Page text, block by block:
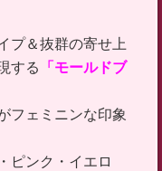
プ＆抜群の寄せ上
する 「モールドブ
フェミニンな印象
ピンク・イエロ